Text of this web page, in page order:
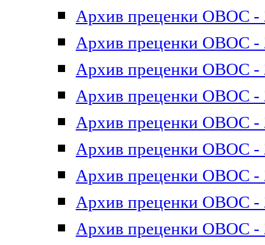
Архив преценки ОВОС -
Архив преценки ОВОС -
Архив преценки ОВОС -
Архив преценки ОВОС -
Архив преценки ОВОС -
Архив преценки ОВОС -
Архив преценки ОВОС -
Архив преценки ОВОС -
Архив преценки ОВОС -